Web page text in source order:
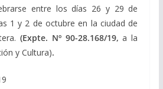
entre los días 26 y 29 de
1 y 2 de octubre en la ciudad de
(Expte. Nº 90-28.168/19,a la
y Cultura).